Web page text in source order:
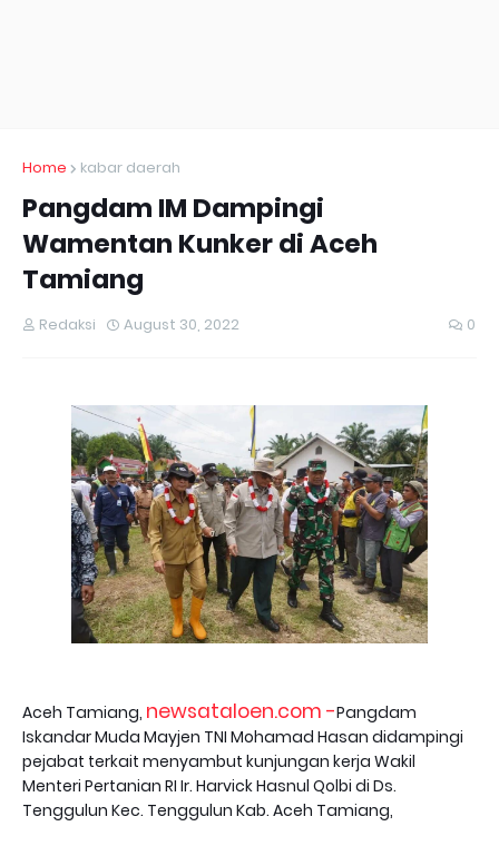
Home kabar daerah
Pangdam IM Dampingi
Wamentan Kunker di Aceh
Tamiang
Redaksi August 30, 2022 0
Aceh Tamiang, newsataloen.com -Pangdam
Iskandar Muda Mayjen TNI Mohamad Hasan didampingi
pejabat terkait menyambut kunjungan kerja Wakil
Menteri Pertanian RI Ir. Harvick Hasnul Qolbi di Ds.
Tenggulun Kec. Tenggulun Kab. Aceh Tamiang,